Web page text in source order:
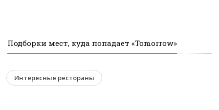
Подборки мест, куда попадает «Tomorrow»
Интересные рестораны